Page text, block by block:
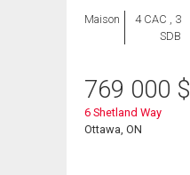
Maison
4 CAC , 3
SDB
769 000 $
6 Shetland Way
Ottawa, ON